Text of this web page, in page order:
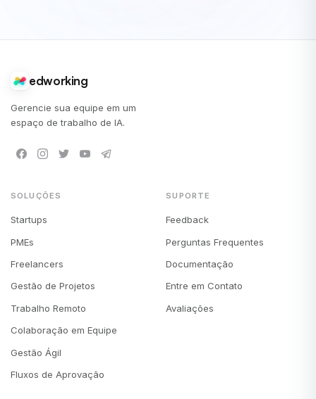
edworking
Gerencie sua equipe em um
espaço de trabalho de IA.
SOLUÇÕES
Startups
PMEs
Freelancers
Gestão de Projetos
Trabalho Remoto
Colaboração em Equipe
Gestão Ágil
Fluxos de Aprovação
SUPORTE
Feedback
Perguntas Frequentes
Documentação
Entre em Contato
Avaliações